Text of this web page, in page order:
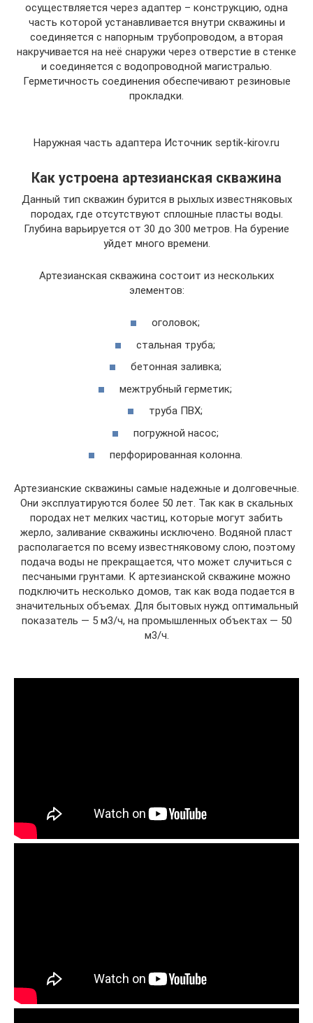
осуществляется через адаптер – конструкцию, одна
часть которой устанавливается внутри скважины и
соединяется с напорным трубопроводом, а вторая
накручивается на неё снаружи через отверстие в стенке
и соединяется с водопроводной магистралью.
Герметичность соединения обеспечивают резиновые
прокладки.
Наружная часть адаптера Источник septik-kirov.ru
Как устроена артезианская скважина
Данный тип скважин бурится в рыхлых известняковых
породах, где отсутствуют сплошные пласты воды.
Глубина варьируется от 30 до 300 метров. На бурение
уйдет много времени.
Артезианская скважина состоит из нескольких
элементов:
оголовок;
стальная труба;
бетонная заливка;
межтрубный герметик;
труба ПВХ;
погружной насос;
перфорированная колонна.
Артезианские скважины самые надежные и долговечные.
Они эксплуатируются более 50 лет. Так как в скальных
породах нет мелких частиц, которые могут забить
жерло, заливание скважины исключено. Водяной пласт
располагается по всему известняковому слою, поэтому
подача воды не прекращается, что может случиться с
песчаными грунтами. К артезианской скважине можно
подключить несколько домов, так как вода подается в
значительных объемах. Для бытовых нужд оптимальный
показатель — 5 м3/ч, на промышленных объектах — 50
м3/ч.